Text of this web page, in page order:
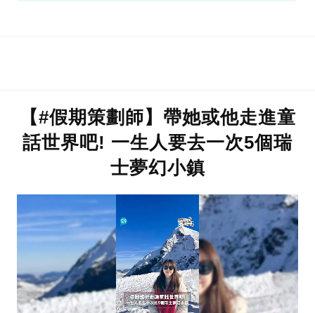
【#假期策劃師】帶她或他走進童
話世界吧! 一生人要去一次5個瑞
士夢幻小鎮